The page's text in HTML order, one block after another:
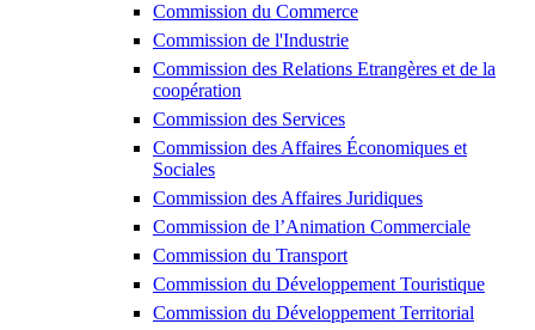
Commission du Commerce
Commission de l'Industrie
Commission des Relations Etrangères et de la
coopération
Commission des Services
Commission des Affaires Économiques et
Sociales
Commission des Affaires Juridiques
Commission de l’Animation Commerciale
Commission du Transport
Commission du Développement Touristique
Commission du Développement Territorial